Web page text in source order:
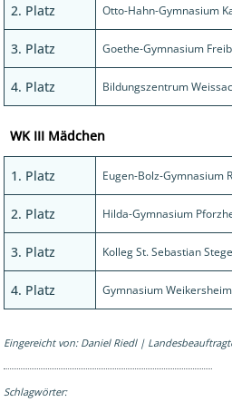
2. Platz Otto-Hahn-Gymnasium
3. Platz Goethe-Gymnasium
4. Platz Bildungszentrum
WK III Mädchen
1. Platz Eugen-Bolz-Gymnasium
2. Platz Hilda-Gymnasium
3. Platz Kolleg St. Sebastian
4. Platz Gymnasium Weikersheim
Daniel Riedl |